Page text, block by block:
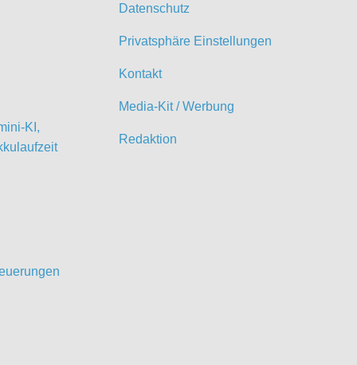
KI,
Datenschutz
Privatsphäre Einstellungen
Kontakt
Media-Kit / Werbung
Redaktion